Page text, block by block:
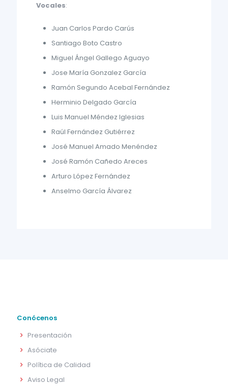
Vocales:
Juan Carlos Pardo Carús
Santiago Boto Castro
Miguel Ángel Gallego Aguayo
Jose María Gonzalez García
Ramón Segundo Acebal Fernández
Herminio Delgado García
Luis Manuel Méndez Iglesias
Raúl Fernández Gutiérrez
José Manuel Amado Menéndez
José Ramón Cañedo Areces
Arturo López Fernández
Anselmo García Álvarez
Conócenos
Presentación
Asóciate
Política de Calidad
Aviso Legal